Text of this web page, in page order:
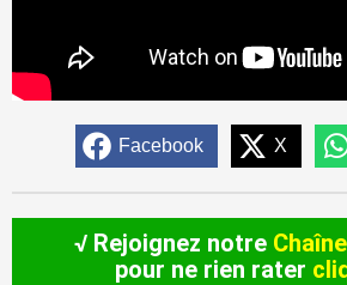
Facebook X
√ Rejoignez notre
pour ne rien rater